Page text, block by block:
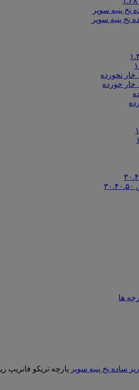
نخ پنبه سوپر
نخ پنبه سوپر
ها
ساده نخ پنبه سوپر پارچه تریکو فانریپ